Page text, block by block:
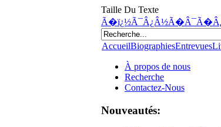
Taille Du Texte
AccueilBiographiesEntrevues
À propos de nous
Recherche
Contactez-Nous
Nouveautés: